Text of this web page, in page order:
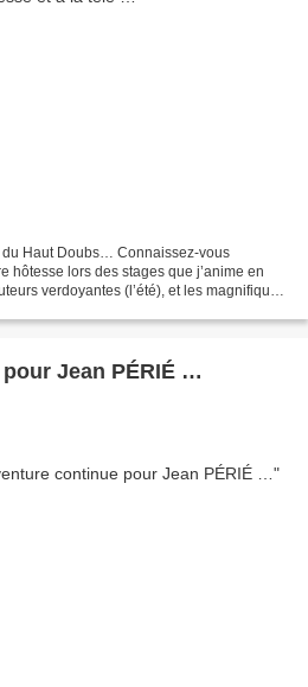
Haut Doubs… Connaissez-vous
hôtesse lors des stages que j’anime en
verdoyantes (l’été), et les magnifiques
Jean PÉRIÉ …